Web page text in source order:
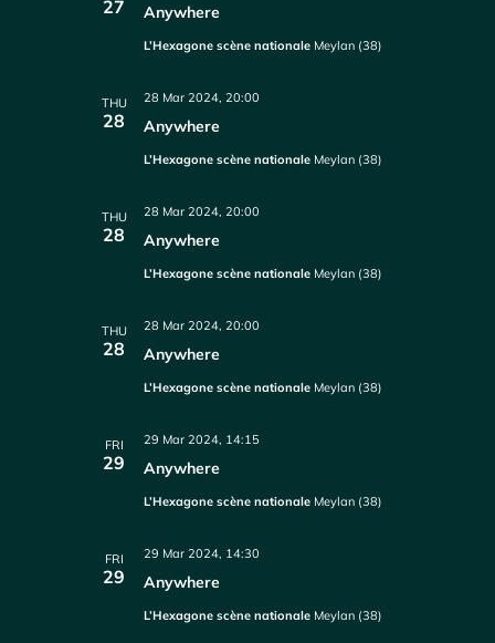
27 Anywhere
L’Hexagone scène nationale Meylan (38)
THU
28 Anywhere
28 Mar 2024, 20:00
L’Hexagone scène nationale Meylan (38)
THU
28 Anywhere
28 Mar 2024, 20:00
L’Hexagone scène nationale Meylan (38)
THU
28 Anywhere
28 Mar 2024, 20:00
L’Hexagone scène nationale Meylan (38)
FRI
29 Anywhere
29 Mar 2024, 14:15
L’Hexagone scène nationale Meylan (38)
FRI
29 Anywhere
29 Mar 2024, 14:30
L’Hexagone scène nationale Meylan (38)